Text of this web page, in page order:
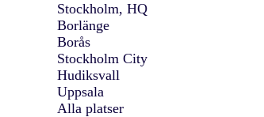
Stockholm, HQ
Borlänge
Borås
Stockholm City
Hudiksvall
Uppsala
Alla platser